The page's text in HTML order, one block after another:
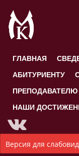
ГЛАВНАЯ
АБИТУРИЕНТУ
ПРЕПОДАВАТЕЛЮ
НАШИ
Версия для